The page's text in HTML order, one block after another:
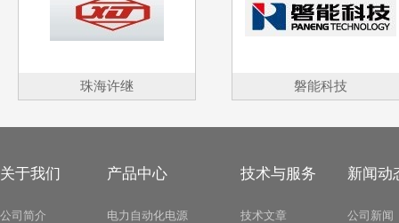
珠海许继 磐能科技
关于我们
公司简介
产品中心
电力自动化电源
技术与服务
技术文章
新闻动
公司新闻